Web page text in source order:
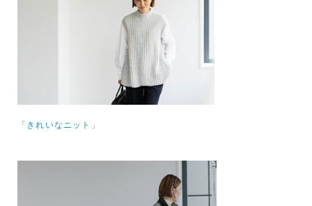
「きれいなニット」